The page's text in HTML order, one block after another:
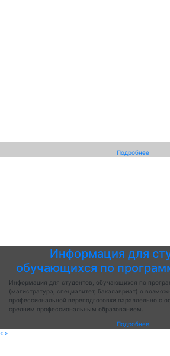
Подробнее
Информация для
обучающихся по
Информация для студентов, обучающихся по
(магистратура, специалитет, бакалавриат) о
профессиональной переподготовки параллельно с
средним профессиональным образованием.
Подробнее
« »